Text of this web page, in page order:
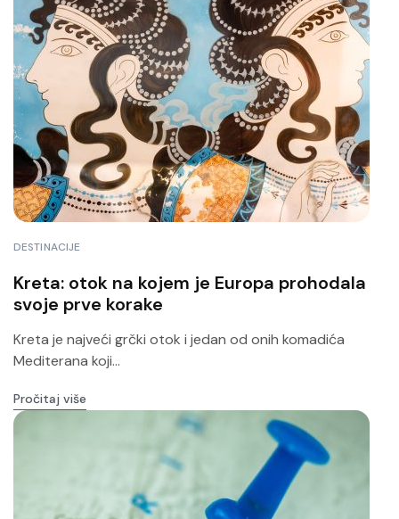
DESTINACIJE
Kreta: otok na kojem je Europa prohodala
svoje prve korake
Kreta je najveći grčki otok i jedan od onih komadića
Mediterana koji...
Pročitaj više